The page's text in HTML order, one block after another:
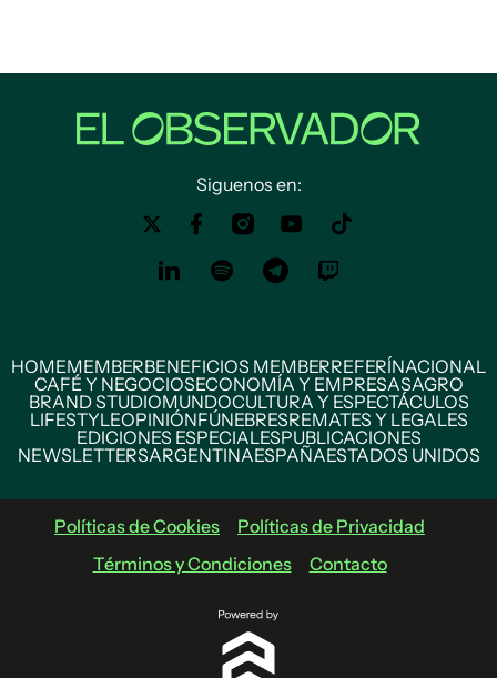
Siguenos en:
HOMEMEMBERBENEFICIOS MEMBERREFERÍNACIONAL
CAFÉ Y NEGOCIOSECONOMÍA Y EMPRESASAGRO
BRAND STUDIOMUNDOCULTURA Y ESPECTÁCULOS
LIFESTYLEOPINIÓNFÚNEBRESREMATES Y LEGALES
EDICIONES ESPECIALESPUBLICACIONES
NEWSLETTERSARGENTINAESPAÑAESTADOS UNIDOS
Políticas de Cookies
Políticas de Privacidad
Términos y Condiciones
Contacto